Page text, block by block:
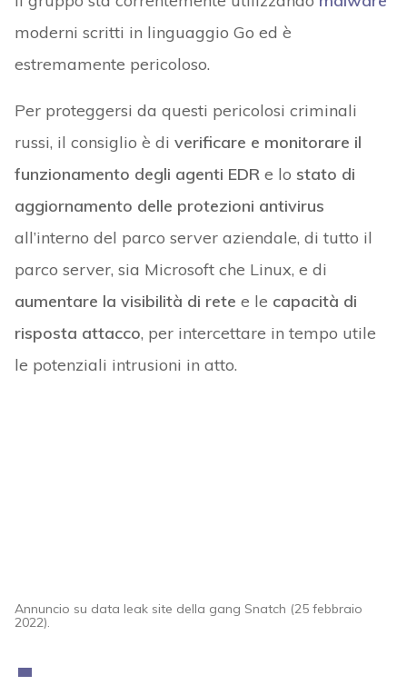
moderni scritti in linguaggio Go ed è
estremamente pericoloso.
Per proteggersi da questi pericolosi criminali
russi, il consiglio è di verificare e monitorare il
funzionamento degli agenti EDRe lo stato di
aggiornamento delle protezioni antivirus
all’interno del parco server aziendale, di tutto il
parco server, sia Microsoft che Linux, e di
aumentare la visibilità di rete e le capacità di
risposta attacco, per intercettare in tempo utile
le potenziali intrusioni in atto.
Annuncio su data leak site della gang Snatch (25 febbraio
2022).